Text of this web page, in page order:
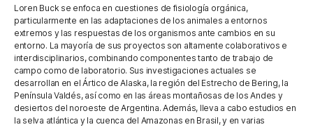
Loren Buck se enfoca en cuestiones de fisiología orgánica,
particularmente en las adaptaciones de los animales a entornos
extremos y las respuestas de los organismos ante cambios en su
entorno. La mayoría de sus proyectos son altamente colaborativos e
interdisciplinarios, combinando componentes tanto de trabajo de
campo como de laboratorio. Sus investigaciones actuales se
desarrollan en el Ártico de Alaska, la región del Estrecho de Bering, la
Península Valdés, así como en las áreas montañosas de los Andes y
desiertos del noroeste de Argentina. Además, lleva a cabo estudios en
la selva atlántica y la cuenca del Amazonas en Brasil, y en varias